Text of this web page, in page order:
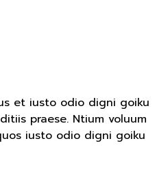
et iusto odio digni goiku
praese. Ntium voluum
iusto odio digni goiku